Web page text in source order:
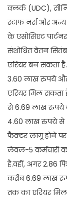
क्लर्क (UDC),
स्टाफ नर्स और अन्य
के एसोसिएट
संशोधित वेतन
एरियर बन सकता
3.60 लाख रुपये
एरियर मिल सकता
से 6.69 लाख रुपये
4.60 लाख रुपये से
फैक्टर लागू होने
लेवल-5 कर्मचारी
है.वहीं, अगर 2.86
करीब 6.69 लाख
तक का एरियर